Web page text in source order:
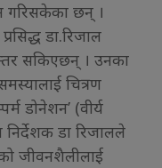
गरिसकेका छन् ।
डा.रिजाल
सकिएछन् । उनका
चित्रण
डोनेशन’ (वीर्य
निर्देशक डा रिजालले
जीवनशैलीलाई